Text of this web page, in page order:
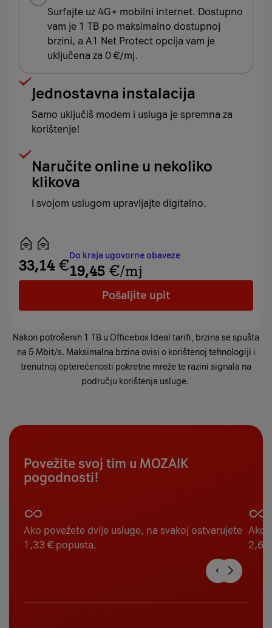
Surfajte uz 4G+ mobilni internet. Dostupno
vam je 1 TB po maksimalno dostupnoj
brzini, a A1 Net Protect opcija vam je
uključena za 0 €/mj.
Jednostavna instalacija
Samo uključiš modem i usluga je spremna za
korištenje!
Naručite online u nekoliko
klikova
I svojom uslugom upravljajte digitalno.
33,14 €
Do kraja ugovorne obaveze
19,45 €/mj
Pošaljite upit
Nakon potrošenih 1 TB u Officebox Ideal tarifi, brzina se spušta
na 5 Mbit/s. Maksimalna brzina ovisi o korištenoj tehnologiji i
trenutnoj opterećenosti pokretne mreže te razini signala na
području korištenja usluge.
Povežite svoj tim u MOZAIK
pogodnosti!
Ako povežete dvije usluge, na svakoj ostvarujete
1,33 € popusta.
Ako
2,67